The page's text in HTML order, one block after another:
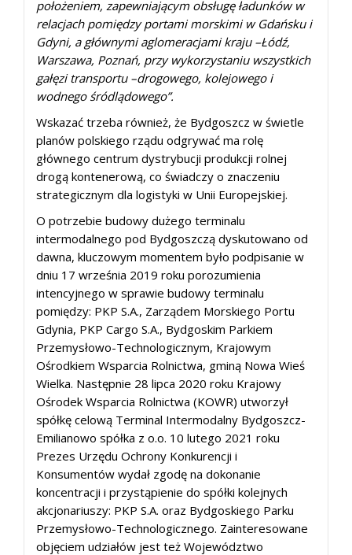
położeniem, zapewniającym obsługę ładunków w
relacjach pomiędzy portami morskimi w Gdańsku i
Gdyni, a głównymi aglomeracjami kraju –Łódź,
Warszawa, Poznań, przy wykorzystaniu wszystkich
gałęzi transportu –drogowego, kolejowego i
wodnego śródlądowego”.
Wskazać trzeba również, że Bydgoszcz w świetle
planów polskiego rządu odgrywać ma rolę
głównego centrum dystrybucji produkcji rolnej
drogą kontenerową, co świadczy o znaczeniu
strategicznym dla logistyki w Unii Europejskiej.
O potrzebie budowy dużego terminalu
intermodalnego pod Bydgoszczą dyskutowano od
dawna, kluczowym momentem było podpisanie w
dniu 17 września 2019 roku porozumienia
intencyjnego w sprawie budowy terminalu
pomiędzy: PKP S.A., Zarządem Morskiego Portu
Gdynia, PKP Cargo S.A., Bydgoskim Parkiem
Przemysłowo-Technologicznym, Krajowym
Ośrodkiem Wsparcia Rolnictwa, gminą Nowa Wieś
Wielka. Następnie 28 lipca 2020 roku Krajowy
Ośrodek Wsparcia Rolnictwa (KOWR) utworzył
spółkę celową Terminal Intermodalny Bydgoszcz-
Emilianowo spółka z o.o. 10 lutego 2021 roku
Prezes Urzędu Ochrony Konkurencji i
Konsumentów wydał zgodę na dokonanie
koncentracji i przystąpienie do spółki kolejnych
akcjonariuszy: PKP S.A. oraz Bydgoskiego Parku
Przemysłowo-Technologicznego. Zainteresowane
objęciem udziałów jest też Województwo